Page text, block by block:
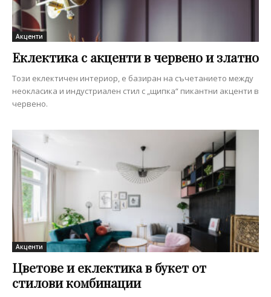
Акценти
Еклектика с акценти в червено и златно
Този еклектичен интериор, е базиран на съчетанието между
неокласика и индустриален стил с „щипка“ пикантни акценти в
червено.
Акценти
Цветове и еклектика в букет от
стилови комбинации